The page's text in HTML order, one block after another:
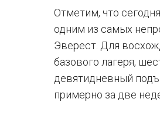
Отметим, что
одним из самых
Эверест. Для
базового лагеря,
девятидневный
примерно за две